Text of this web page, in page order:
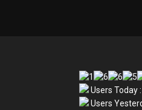
Users Today
Users